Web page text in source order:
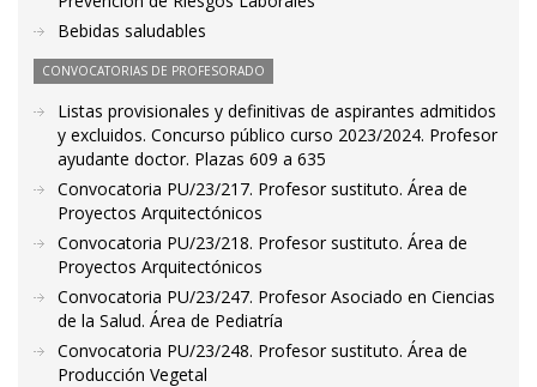
Bebidas saludables
CONVOCATORIAS DE PROFESORADO
Listas provisionales y definitivas de aspirantes admitidos
y excluidos. Concurso público curso 2023/2024. Profesor
ayudante doctor. Plazas 609 a 635
Convocatoria PU/23/217. Profesor sustituto. Área de
Proyectos Arquitectónicos
Convocatoria PU/23/218. Profesor sustituto. Área de
Proyectos Arquitectónicos
Convocatoria PU/23/247. Profesor Asociado en Ciencias
de la Salud. Área de Pediatría
Convocatoria PU/23/248. Profesor sustituto. Área de
Producción Vegetal